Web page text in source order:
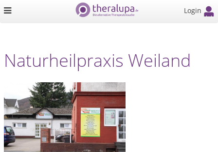
Login
Naturheilpraxis Weiland